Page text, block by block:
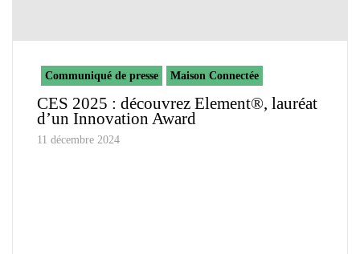
Communiqué de presse Maison Connectée
CES 2025 : découvrez Element®, lauréat
d’un Innovation Award
11 décembre 2024